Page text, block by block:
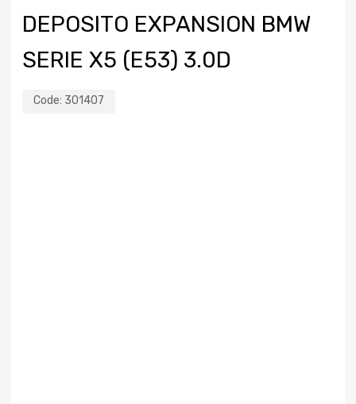
DEPOSITO EXPANSION BMW
SERIE X5 (E53) 3.0D
Code: 301407